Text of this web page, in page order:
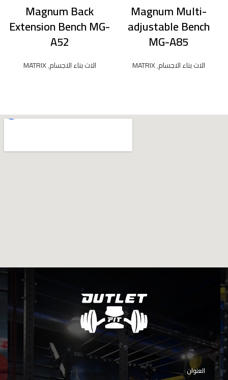
Magnum Multi-
adjustable Bench
MG-A85
الات بناء الاجسام,
MATRIX
Magnum Back
Extension Bench MG-
A52
الات بناء الاجسام,
MATRIX
العنوان